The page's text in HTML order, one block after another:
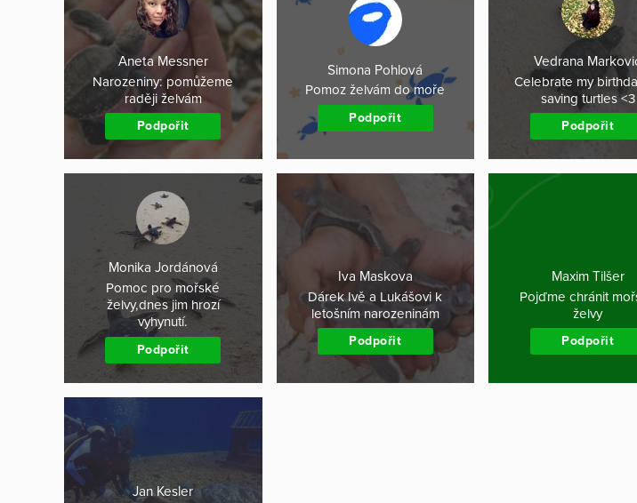
Aneta Messner
Narozeniny: pomůžeme
raději želvám
Podpořit
Simona Pohlová
Pomoz želvám do moře
Podpořit
Vedrana
Celebrate my
saving turtles <3
Podpořit
Monika Jordánová
Pomoc pro mořské
želvy,dnes jim hrozí
vyhynutí.
Podpořit
Iva Maskova
Dárek Ivě a Lukášovi k
letošním narozeninám
Podpořit
Maxim Tilšer
Pojďme chránit
želvy
Podpořit
Jan Kesler